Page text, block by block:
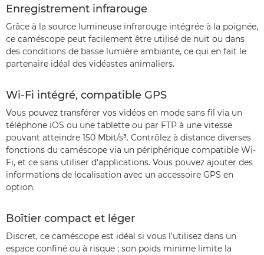
Enregistrement infrarouge
Grâce à la source lumineuse infrarouge intégrée à la poignée,
ce caméscope peut facilement être utilisé de nuit ou dans
des conditions de basse lumière ambiante, ce qui en fait le
partenaire idéal des vidéastes animaliers.
Wi-Fi intégré, compatible GPS
Vous pouvez transférer vos vidéos en mode sans fil via un
téléphone iOS ou une tablette ou par FTP à une vitesse
pouvant atteindre 150 Mbit/s³. Contrôlez à distance diverses
fonctions du caméscope via un périphérique compatible Wi-
Fi, et ce sans utiliser d'applications. Vous pouvez ajouter des
informations de localisation avec un accessoire GPS en
option.
Boîtier compact et léger
Discret, ce caméscope est idéal si vous l'utilisez dans un
espace confiné ou à risque ; son poids minime limite la